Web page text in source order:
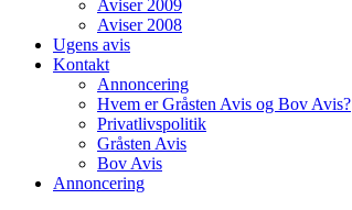
Aviser 2009
Aviser 2008
Ugens avis
Kontakt
Annoncering
Hvem er Gråsten Avis og Bov Avis?
Privatlivspolitik
Gråsten Avis
Bov Avis
Annoncering